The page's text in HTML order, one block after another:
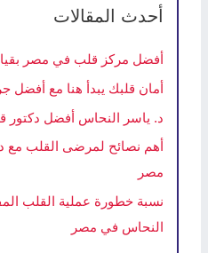
أحدث المقالات
أفضل مركز قلب في مصر
أمان قلبك يبدأ هنا مع
د. ياسر النحاس أفضل
أهم نصائح لمرضى القلب مع
مصر
نسبة خطورة عملية القلب
النحاس في مصر